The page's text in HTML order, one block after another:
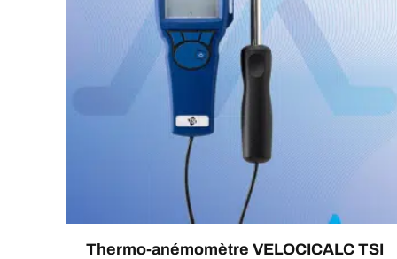
Thermo-anémomètre VELOCICALC TSI